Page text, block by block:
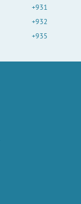
+931
+932
+935